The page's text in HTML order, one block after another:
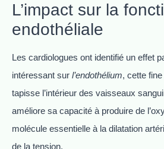
L’impact sur la
endothéliale
Les cardiologues ont identifié un effet
intéressant sur l’endothélium, cette
tapisse l’intérieur des vaisseaux
améliore sa capacité à produire de
molécule essentielle à la dilatation
de la tension.